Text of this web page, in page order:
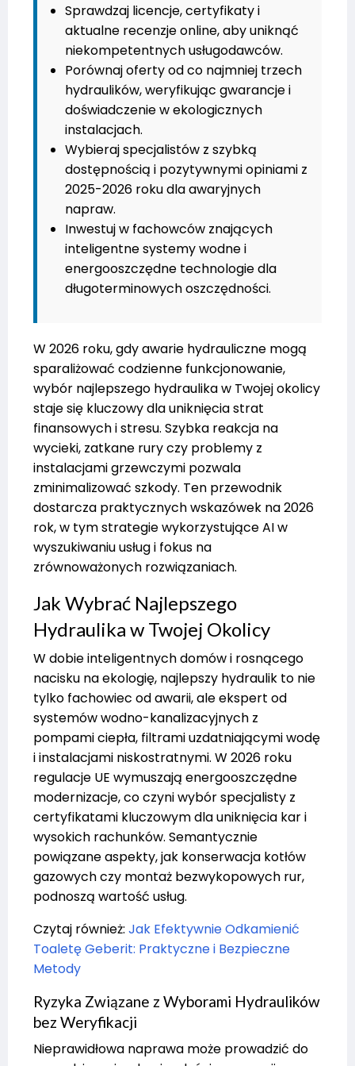
Sprawdzaj licencje, certyfikaty i
aktualne recenzje online, aby uniknąć
niekompetentnych usługodawców.
Porównaj oferty od co najmniej trzech
hydraulików, weryfikując gwarancje i
doświadczenie w ekologicznych
instalacjach.
Wybieraj specjalistów z szybką
dostępnością i pozytywnymi opiniami z
2025-2026 roku dla awaryjnych
napraw.
Inwestuj w fachowców znających
inteligentne systemy wodne i
energooszczędne technologie dla
długoterminowych oszczędności.
W 2026 roku, gdy awarie hydrauliczne mogą
sparaliżować codzienne funkcjonowanie,
wybór najlepszego hydraulika w Twojej okolicy
staje się kluczowy dla uniknięcia strat
finansowych i stresu. Szybka reakcja na
wycieki, zatkane rury czy problemy z
instalacjami grzewczymi pozwala
zminimalizować szkody. Ten przewodnik
dostarcza praktycznych wskazówek na 2026
rok, w tym strategie wykorzystujące AI w
wyszukiwaniu usług i fokus na
zrównoważonych rozwiązaniach.
Jak Wybrać Najlepszego
Hydraulika w Twojej Okolicy
W dobie inteligentnych domów i rosnącego
nacisku na ekologię, najlepszy hydraulik to nie
tylko fachowiec od awarii, ale ekspert od
systemów wodno-kanalizacyjnych z
pompami ciepła, filtrami uzdatniającymi wodę
i instalacjami niskostratnymi. W 2026 roku
regulacje UE wymuszają energooszczędne
modernizacje, co czyni wybór specjalisty z
certyfikatami kluczowym dla uniknięcia kar i
wysokich rachunków. Semantycznie
powiązane aspekty, jak konserwacja kotłów
gazowych czy montaż bezwykopowych rur,
podnoszą wartość usług.
Czytaj również: Jak Efektywnie Odkamienić
Toaletę Geberit: Praktyczne i Bezpieczne
Metody
Ryzyka Związane z Wyborami Hydraulików
bez Weryfikacji
Nieprawidłowa naprawa może prowadzić do